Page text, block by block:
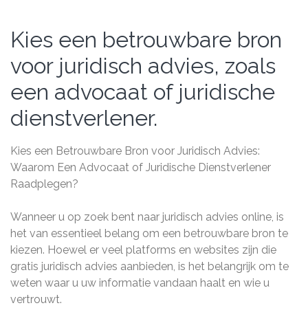
Kies een betrouwbare bron
voor juridisch advies, zoals
een advocaat of juridische
dienstverlener.
Kies een Betrouwbare Bron voor Juridisch Advies:
Waarom Een Advocaat of Juridische Dienstverlener
Raadplegen?
Wanneer u op zoek bent naar juridisch advies online, is
het van essentieel belang om een betrouwbare bron te
kiezen. Hoewel er veel platforms en websites zijn die
gratis juridisch advies aanbieden, is het belangrijk om te
weten waar u uw informatie vandaan haalt en wie u
vertrouwt.